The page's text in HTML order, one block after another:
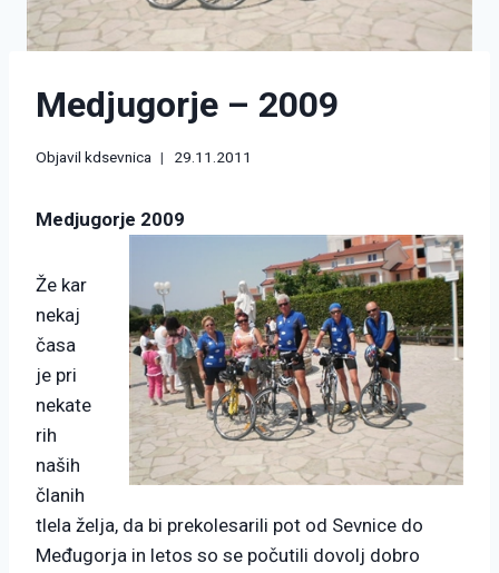
Medjugorje – 2009
Objavil kdsevnica 29.11.2011
Medjugorje 2009
Že kar
nekaj
časa
je pri
nekate
rih
naših
članih
tlela želja, da bi prekolesarili pot od Sevnice do
Međugorja in letos so se počutili dovolj dobro